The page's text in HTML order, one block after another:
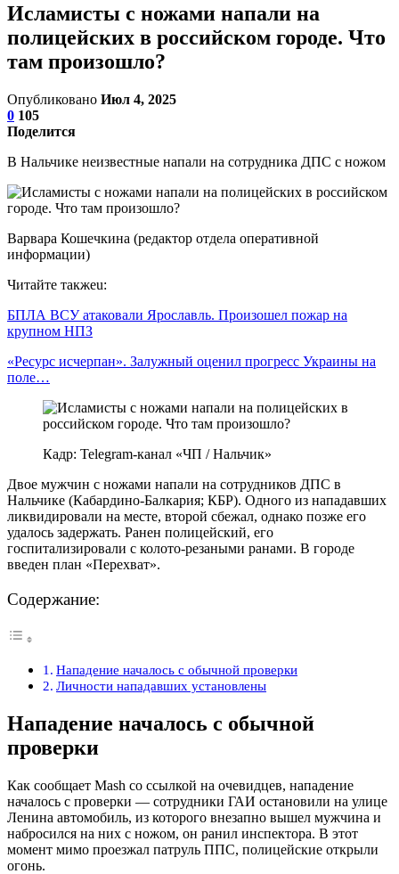
Исламисты с ножами напали на
полицейских в российском городе. Что
там произошло?
Опубликовано Июл 4, 2025
0 105
Поделится
В Нальчике неизвестные напали на сотрудника ДПС с ножом
Варвара Кошечкина (редактор отдела оперативной
информации)
Читайте такжеu:
БПЛА ВСУ атаковали Ярославль. Произошел пожар на
крупном НПЗ
«Ресурс исчерпан». Залужный оценил прогресс Украины на
поле…
Кадр: Telegram-канал «ЧП / Нальчик»
Двое мужчин с ножами напали на сотрудников ДПС в
Нальчике (Кабардино-Балкария; КБР). Одного из нападавших
ликвидировали на месте, второй сбежал, однако позже его
удалось задержать. Ранен полицейский, его
госпитализировали с колото-резаными ранами. В городе
введен план «Перехват».
Содержание:
Нападение началось с обычной проверки
Личности нападавших установлены
Нападение началось с обычной
проверки
Как сообщает Mash со ссылкой на очевидцев, нападение
началось с проверки — сотрудники ГАИ остановили на улице
Ленина автомобиль, из которого внезапно вышел мужчина и
набросился на них с ножом, он ранил инспектора. В этот
момент мимо проезжал патруль ППС, полицейские открыли
огонь.